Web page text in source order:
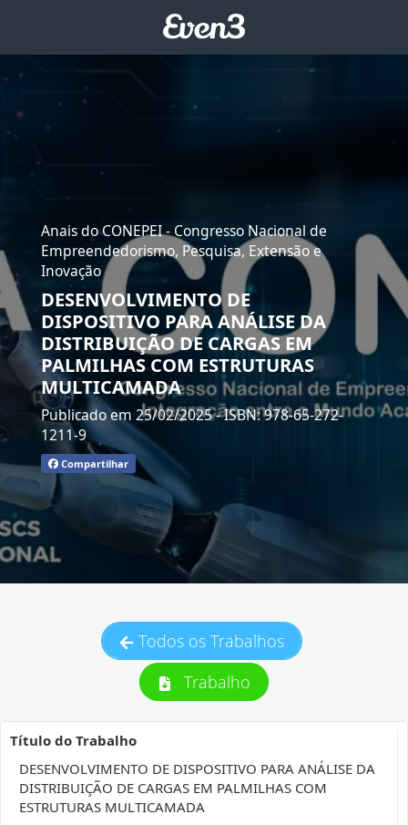
Anais do CONEPEI - Congresso Nacional de
Empreendedorismo, Pesquisa, Extensão e
Inovação
DESENVOLVIMENTO DE
DISPOSITIVO PARA ANÁLISE DA
DISTRIBUIÇÃO DE CARGAS EM
PALMILHAS COM ESTRUTURAS
MULTICAMADA
Publicado em 25/02/2025- ISBN: 978-65-272-
1211-9
Compartilhar
Todos os Trabalhos
Trabalho
Título do Trabalho
DESENVOLVIMENTO DE DISPOSITIVO PARA ANÁLISE DA
DISTRIBUIÇÃO DE CARGAS EM PALMILHAS COM
ESTRUTURAS MULTICAMADA